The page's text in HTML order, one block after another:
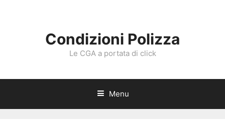
Condizioni Polizza
Le CGA a portata di click
Menu